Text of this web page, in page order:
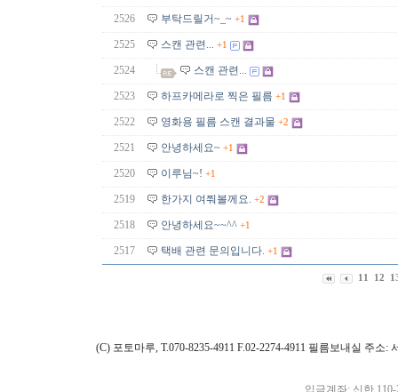
2526 부탁드릴거~_~ +1
2525 스캔 관련... +1
2524 스캔 관련...
2523 하프카메라로 찍은 필름 +1
2522 영화용 필름 스캔 결과물 +2
2521 안녕하세요~ +1
2520 이루님~! +1
2519 한가지 여쭤볼께요. +2
2518 안녕하세요~~^^ +1
2517 택배 관련 문의입니다. +1
11 12
(C) 포토마루, T.070-8235-4911 F.02-2274-4911 필름보내실 주
입금계좌: 신한